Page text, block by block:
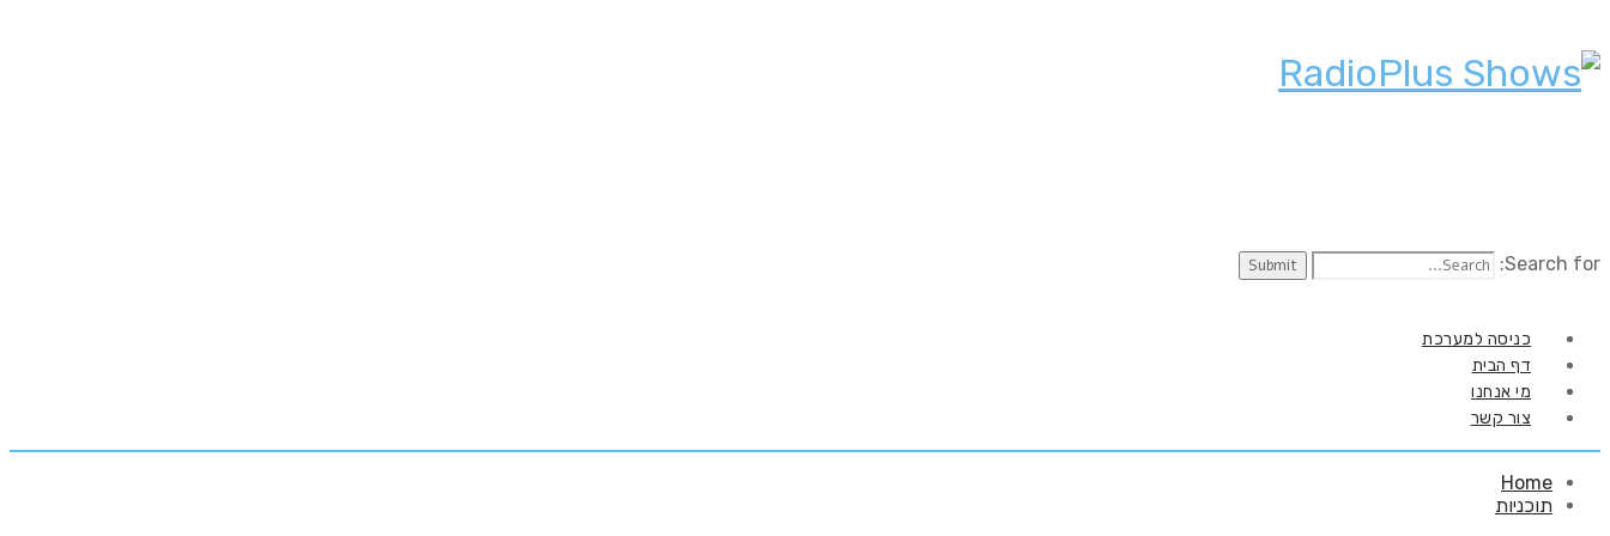
Search for:
כניסה למערכת
דף הבית
מי אנחנו
צור קשר
Home
תוכניות